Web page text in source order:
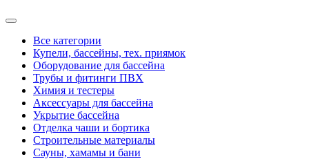
Все категории
Купели, бассейны, тех. приямок
Оборудование для бассейна
Трубы и фитинги ПВХ
Химия и тестеры
Аксессуары для бассейна
Укрытие бассейна
Отделка чаши и бортика
Строительные материалы
Сауны, хамамы и бани